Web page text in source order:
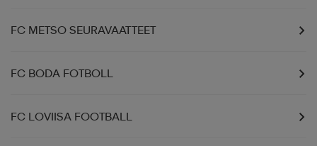
FC METSO SEURAVAATTEET
FC BODA FOTBOLL
FC LOVIISA FOOTBALL